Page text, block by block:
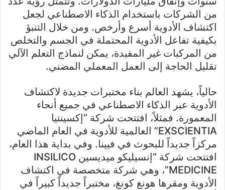
من الشركات باستخدام الذكاء الاصطناعي لجعل
اكتشاف الأدوية أسرع وأرخص. ومن خلال التنبؤ
بكيفية تفاعل الأدوية المحتملة في الجسم والتخلص
من المركبات غير المفيدة، يمكن لنماذج التعلم الآلي
تقليل الحاجة إلى العمل المعملي المضني.
حالياً، يشهد العالم بناء مختبرات جديدة لاكتشاف
الأدوية عبر الذكاء الاصطناعي في جميع أنحاء
المعمورة. فمثلاً، افتتحت شركة “إكسينتيا
EXSCIENTIA” العالمية للأدوية في العام الماضي
مركزاً جديداً للبحوث في فيينا. وفي بداية هذا العام،
افتتحت شركة “إنسيليكو ميديسين INSILICO
MEDICINE”، وهي شركة متخصصة في اكتشاف
الأدوية ومقرها هونغ كونغ، مختبراً جديداً كبيراً في